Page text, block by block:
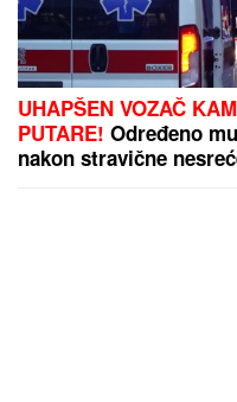
UHAPŠEN VOZAČ
PUTARE! Određeno
nakon stravične